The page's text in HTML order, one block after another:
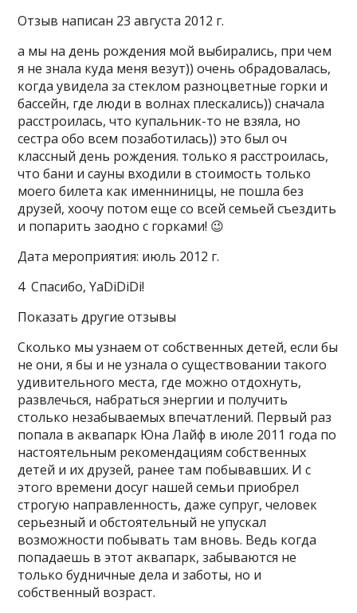
Отзыв написан 23 августа 2012 г.
а мы на день рождения мой выбирались, при чем
я не знала куда меня везут)) очень обрадовалась,
когда увидела за стеклом разноцветные горки и
бассейн, где люди в волнах плескались)) сначала
расстроилась, что купальник-то не взяла, но
сестра обо всем позаботилась)) это был оч
классный день рождения. только я расстроилась,
что бани и сауны входили в стоимость только
моего билета как именниницы, не пошла без
друзей, хоочу потом еще со всей семьей съездить
и попарить заодно с горками! 😉
Дата мероприятия: июль 2012 г.
4 Спасибо, YaDiDiDi!
Показать другие отзывы
Сколько мы узнаем от собственных детей, если бы
не они, я бы и не узнала о существовании такого
удивительного места, где можно отдохнуть,
развлечься, набраться энергии и получить
столько незабываемых впечатлений. Первый раз
попала в аквапарк Юна Лайф в июле 2011 года по
настоятельным рекомендациям собственных
детей и их друзей, ранее там побывавших. И с
этого времени досуг нашей семьи приобрел
строгую направленность, даже супруг, человек
серьезный и обстоятельный не упускал
возможности побывать там вновь. Ведь когда
попадаешь в этот аквапарк, забываются не
только будничные дела и заботы, но и
собственный возраст.